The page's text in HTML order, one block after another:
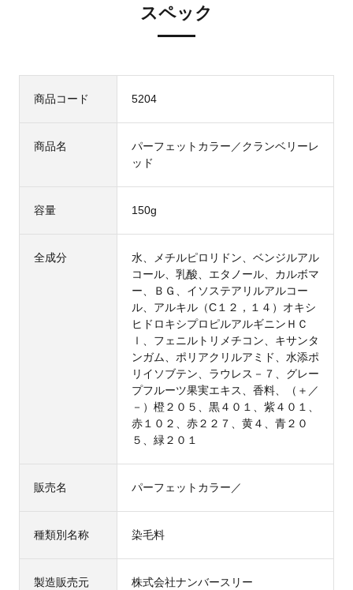
スペック
商品コード 5204
商品名
パーフェットカラー／クランベリーレ
ッド
容量 150g
全成分
水、メチルピロリドン、ベンジルアル
コール、乳酸、エタノール、カルボマ
ー、ＢＧ、イソステアリルアルコー
ル、アルキル（C１２，１４）オキシ
ヒドロキシプロピルアルギニンＨＣ
ｌ、フェニルトリメチコン、キサンタ
ンガム、ポリアクリルアミド、水添ポ
リイソブテン、ラウレス－７、グレー
プフルーツ果実エキス、香料、（＋／
－）橙２０５、黒４０１、紫４０１、
赤１０２、赤２２７、黄４、青２０
５、緑２０１
販売名 パーフェットカラー／
種類別名称 染毛料
製造販売元 株式会社ナンバースリー